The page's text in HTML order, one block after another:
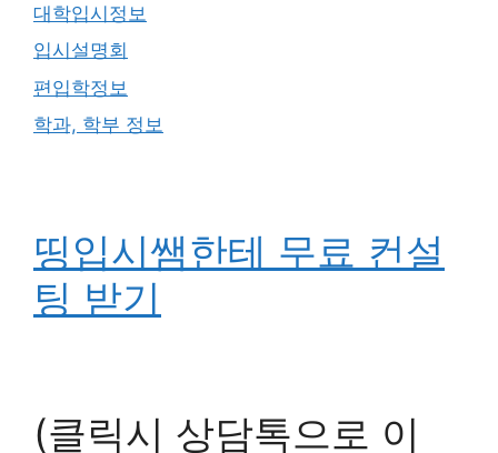
대학입시정보
입시설명회
편입학정보
학과, 학부 정보
띵입시쌤한테 무료 컨설
팅 받기
(클릭시 상담톡으로 이